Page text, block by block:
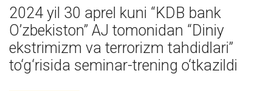
2024 yil 30 aprel kuni “KDB bank
O’zbekiston” AJ tomonidan “Diniy
ekstrimizm va terrorizm tahdidlari”
to‘g‘risida seminar-trening o‘tkazildi